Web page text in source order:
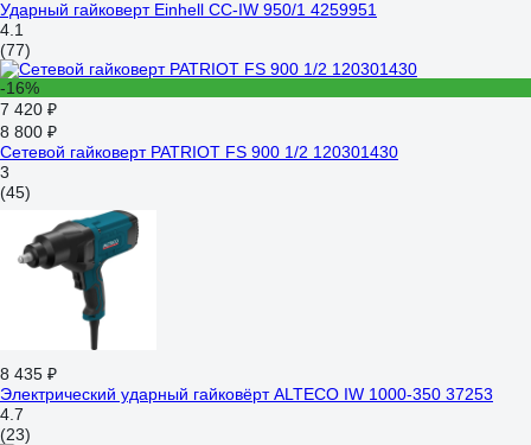
Ударный гайковерт Einhell CC-IW 950/1 4259951
4.1
(77)
-16%
7 420 ₽
8 800 ₽
Сетевой гайковерт PATRIOT FS 900 1/2 120301430
3
(45)
8 435 ₽
Электрический ударный гайковёрт ALTECO IW 1000-350 37253
4.7
(23)